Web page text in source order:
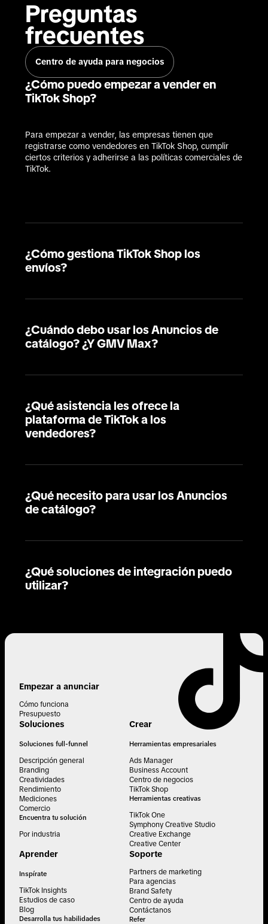
Preguntas
frecuentes
Centro de ayuda para negocios
¿Cómo puedo empezar a vender en
TikTok Shop?
Para empezar a vender, las empresas tienen que
registrarse como vendedores en TikTok Shop, cumplir
ciertos criterios y adherirse a las políticas comerciales de
TikTok.
¿Cómo gestiona TikTok Shop los
envíos?
¿Cuándo debo usar los Anuncios de
catálogo? ¿Y GMV Max?
¿Qué asistencia les ofrece la
plataforma de TikTok a los
vendedores?
¿Qué necesito para usar los Anuncios
de catálogo?
¿Qué soluciones de integración puedo
utilizar?
Empezar a anunciar
Cómo funciona
Presupuesto
Soluciones
Soluciones full-funnel
Descripción general
Branding
Creatividades
Rendimiento
Mediciones
Comercio
Encuentra tu solución
Por industria
Crear
Herramientas empresariales
Ads Manager
Business Account
Centro de negocios
TikTok Shop
Herramientas creativas
TikTok One
Symphony Creative Studio
Creative Exchange
Creative Center
Aprender
Inspírate
TikTok Insights
Estudios de caso
Blog
Desarrolla tus habilidades
Soporte
Partners de marketing
Para agencias
Brand Safety
Centro de ayuda
Contáctanos
Refer